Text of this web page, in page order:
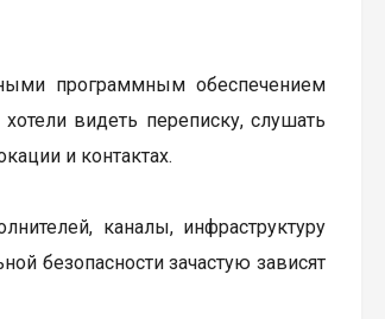
программным обеспечением
видеть переписку, слушать
и контактах.
каналы, инфраструктуру
безопасности зачастую зависят